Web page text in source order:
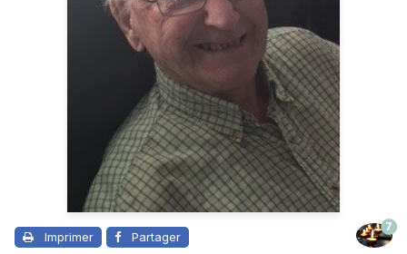
Imprimer Partager
7